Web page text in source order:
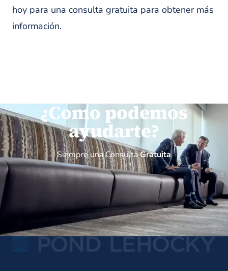
hoy para una consulta gratuita para obtener más
información.
¿Como podemos
ayudarte?
Siempre una ConsultaGratuita